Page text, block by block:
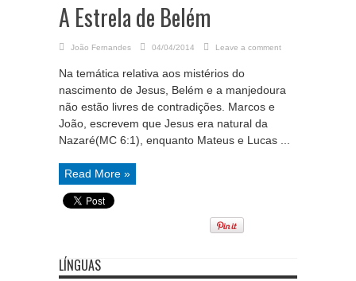
A Estrela de Belém
João Fernandes 04/04/2014 Leave a comment
Na temática relativa aos mistérios do
nascimento de Jesus, Belém e a manjedoura
não estão livres de contradições. Marcos e
João, escrevem que Jesus era natural da
Nazaré(MC 6:1), enquanto Mateus e Lucas ...
Read More »
LÍNGUAS